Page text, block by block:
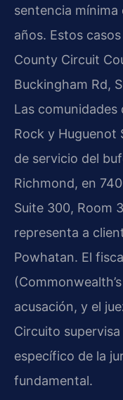
sentencia
años. Estos
County Circuit
Buckingham Rd,
Las comunidades
Rock y Huguenot
de servicio del
Richmond, en
Suite 300, Room
representa a
Powhatan. El
acusación, y el
Circuito
específico de la
fundamental.